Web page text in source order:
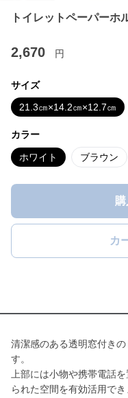
トイレットペーパーホ
2,670 円
サイズ
21.3㎝×14.2㎝×12.7㎝
カラー
ホワイト ブラウン
カ
清潔感のある透明窓付き
す。
上部には小物や携帯電話
られた空間を有効活用でき